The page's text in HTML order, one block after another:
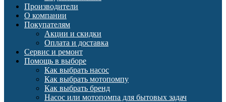
Производители
О компании
Покупателям
Акции и скидки
Оплата и доставка
Сервис и ремонт
Помощь в выборе
Как выбрать насос
Как выбрать мотопомпу
Как выбрать бренд
Насос или мотопомпа для бытовых задач